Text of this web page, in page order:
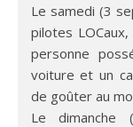
Le samedi (3
pilotes
personne
voiture et un
de goûter au
Le dimanche